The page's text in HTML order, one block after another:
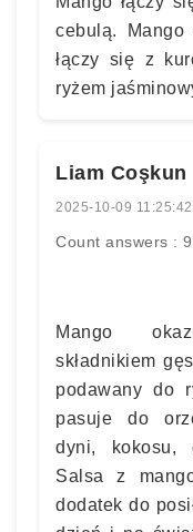
cebulą.
łączy się z
ryżem
Liam Coşkun
2025-10-09 11:25:42
Count answers : 9
Mango
składnikiem
podawany do
pasuje do
dyni, kokosu,
Salsa z
dodatek do